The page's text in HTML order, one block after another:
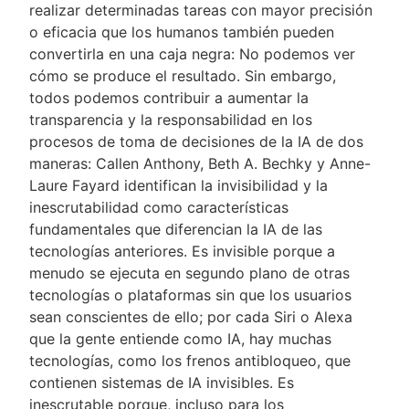
realizar determinadas tareas con mayor precisión
o eficacia que los humanos también pueden
convertirla en una caja negra: No podemos ver
cómo se produce el resultado. Sin embargo,
todos podemos contribuir a aumentar la
transparencia y la responsabilidad en los
procesos de toma de decisiones de la IA de dos
maneras: Callen Anthony, Beth A. Bechky y Anne-
Laure Fayard identifican la invisibilidad y la
inescrutabilidad como características
fundamentales que diferencian la IA de las
tecnologías anteriores. Es invisible porque a
menudo se ejecuta en segundo plano de otras
tecnologías o plataformas sin que los usuarios
sean conscientes de ello; por cada Siri o Alexa
que la gente entiende como IA, hay muchas
tecnologías, como los frenos antibloqueo, que
contienen sistemas de IA invisibles. Es
inescrutable porque, incluso para los